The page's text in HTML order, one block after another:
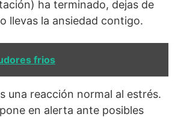
ha terminado, dejas de
llevas la ansiedad contigo.
frios
una reacción normal al estrés.
en alerta ante posibles